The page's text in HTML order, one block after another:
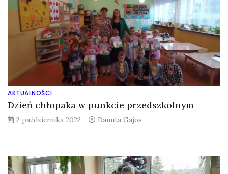
AKTUALNOŚCI
Dzień chłopaka w punkcie przedszkolnym
2 października 2022 Danuta Gajos